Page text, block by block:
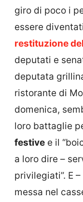
giro di poco i
essere
restituzione
deputati e
deputata
ristorante di
domenica,
loro battaglie
festive e il
a loro dire –
privilegiati”. E
messa nel